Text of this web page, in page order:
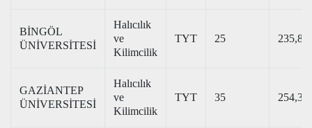
BİNGÖL
ÜNİVERSİTESİ
Halıcılık
ve
Kilimcilik
TYT 25 235,81
GAZİANTEP
ÜNİVERSİTESİ
Halıcılık
ve
Kilimcilik
TYT 35 254,38